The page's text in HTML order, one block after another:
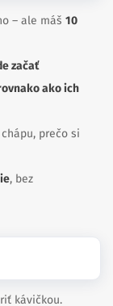
– ale máš 10
začať
ako ich
prečo si
, bez
kávičkou.